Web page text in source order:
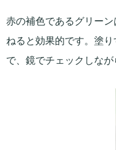
赤の補色であるグリー
ねると効果的です。塗
で、鏡でチェックしなが